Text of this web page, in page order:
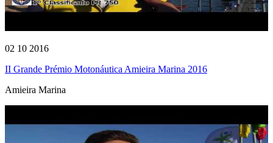
02 10 2016
II Grande Prémio Motonáutica Amieira Marina 2016
Amieira Marina